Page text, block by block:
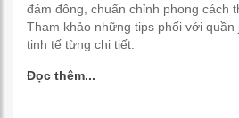
đám đông, chuẩn chỉnh phong cách
Tham khảo những tips phối với quần
tinh tế từng chi tiết.
Đọc thêm...